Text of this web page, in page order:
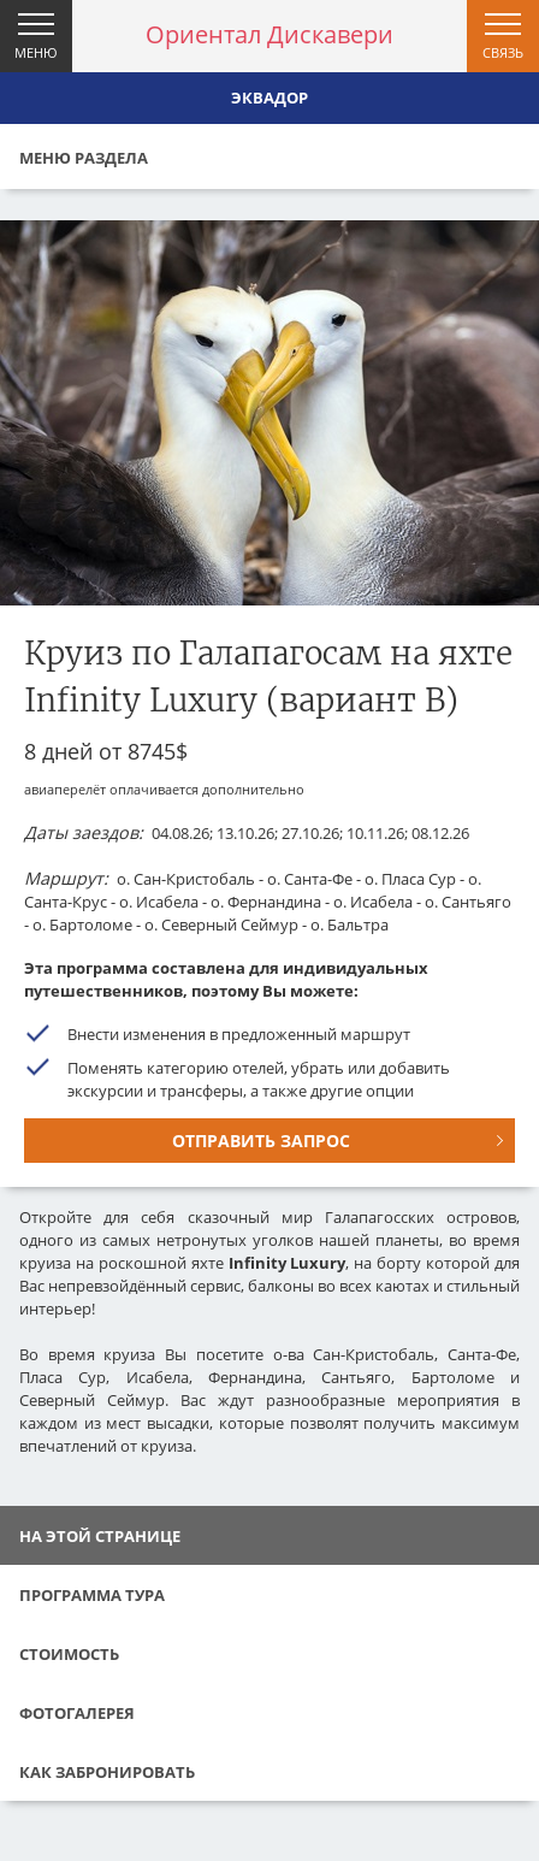
ЭКВАДОР
МЕНЮ РАЗДЕЛА
Круиз по Галапагосам на яхте
Infinity Luxury (вариант B)
8 дней от 8745$
авиаперелёт оплачивается дополнительно
Даты заездов: 04.08.26; 13.10.26; 27.10.26; 10.11.26; 08.12.26
Маршрут: о. Сан-Кристобаль - о. Санта-Фе - о. Пласа Сур - о.
Санта-Крус - о. Исабела - о. Фернандина - о. Исабела - о. Сантьяго
- о. Бартоломе - о. Северный Сеймур - о. Бальтра
Эта программа составлена для индивидуальных
путешественников, поэтому Вы можете:
Внести изменения в предложенный маршрут
Поменять категорию отелей, убрать или добавить
экскурсии и трансферы, а также другие опции
ОТПРАВИТЬ ЗАПРОС
Откройте для себя сказочный мир Галапагосских островов,
одного из самых нетронутых уголков нашей планеты, во время
круиза на роскошной яхте Infinity Luxury, на борту которой для
Вас непревзойдённый сервис, балконы во всех каютах и стильный
интерьер!
Во время круиза Вы посетите о-ва Сан-Кристобаль, Санта-Фе,
Пласа Сур, Исабела, Фернандина, Сантьяго, Бартоломе и
Северный Сеймур. Вас ждут разнообразные мероприятия в
каждом из мест высадки, которые позволят получить максимум
впечатлений от круиза.
НА ЭТОЙ СТРАНИЦЕ
ПРОГРАММА ТУРА
СТОИМОСТЬ
ФОТОГАЛЕРЕЯ
КАК ЗАБРОНИРОВАТЬ
МЕНЮ СВЯЗЬ
Ориентал Дискавери